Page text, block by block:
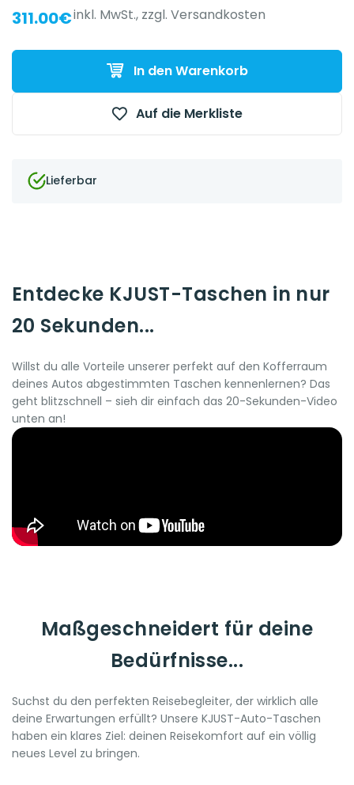
{{ name }} auf {{ platform }}
311.00€inkl. MwSt., zzgl. Versandkosten
In den Warenkorb
Auf die Merkliste
Lieferbar
Entdecke KJUST-Taschen in nur
20 Sekunden...
Willst du alle Vorteile unserer perfekt auf den Kofferraum
deines Autos abgestimmten Taschen kennenlernen? Das
geht blitzschnell – sieh dir einfach das 20-Sekunden-Video
unten an!
Maßgeschneidert für deine
Bedürfnisse...
Suchst du den perfekten Reisebegleiter, der wirklich alle
deine Erwartungen erfüllt? Unsere KJUST-Auto-Taschen
haben ein klares Ziel: deinen Reisekomfort auf ein völlig
neues Level zu bringen.